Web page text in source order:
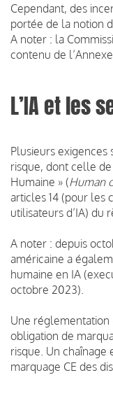
Cependant, des
portée de la notion
A noter : la
contenu de l’Annexe
L’IA et les
Plusieurs exigences
risque, dont celle
Humaine » (Human
articles 14 (pour les
utilisateurs d’IA) du
A noter : depuis
américaine a
humaine en IA
octobre 2023).
Une réglementation
obligation de
risque. Un
marquage CE des